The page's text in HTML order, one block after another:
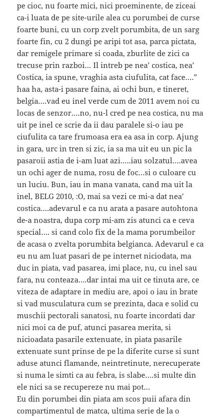
pe cioc, nu foarte mici, nici proeminente, de ziceai
ca-i luata de pe site-urile alea cu porumbei de curse
foarte buni, cu un corp zvelt porumbita, de un sarg
foarte fin, cu 2 dungi pe aripi tot asa, parca pictata,
dar remigele primare si coada, zburlite de zici ca
trecuse prin razboi… Il intreb pe nea’ costica, nea’
Costica, ia spune, vraghia asta ciufulita, cat face….”
haa ha, asta-i pasare faina, ai ochi bun, e tineret,
belgia….vad eu inel verde cum de 2011 avem noi cu
locas de senzor….no, nu-l cred pe nea costica, nu ma
uit pe inel ce scrie da ii dau paralele si-o iau pe
ciufulita ca tare frumoasa era ea asa in corp. Ajung
in gara, urc in tren si zic, ia sa ma uit eu un pic la
pasaroii astia de i-am luat azi…..iau solzatul….avea
un ochi ager de numa, rosu de foc…si o culoare cu
un luciu. Bun, iau in mana vanata, cand ma uit la
inel, BELG 2010, :O, mai sa vezi ce mi-a dat nea’
costica….adevarul e ca nu arata a pasare autohtona
de-a noastra, dupa corp mi-am zis atunci ca e ceva
special…. si cand colo fix de la mama porumbeilor
de acasa o zvelta porumbita belgianca. Adevarul e ca
eu nu am luat pasari de pe internet niciodata, ma
duc in piata, vad pasarea, imi place, nu, cu inel sau
fara, nu conteaza….dar intai ma uit ce tinuta are, ce
viteza de adaptare in mediu are, apoi o iau in brate
si vad musculatura cum se prezinta, daca e solid cu
muschii pectorali sanatosi, nu foarte incordati dar
nici moi ca de puf, atunci pasarea merita, si
nicioadata pasarile extenuate, in piata pasarile
extenuate sunt prinse de pe la diferite curse si sunt
aduse atunci flamande, neintretinute, nerecuperate
si numa le simti ca au febra, is slabe….si multe din
ele nici sa se recupereze nu mai pot…
Eu din porumbei din piata am scos puii afara din
compartimentul de matca, ultima serie de la o